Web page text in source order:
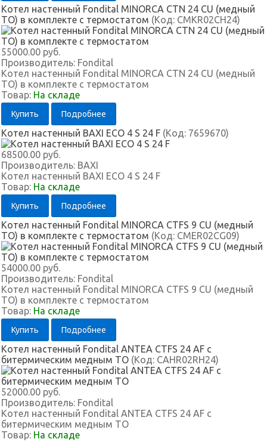
Котел настенный Fondital MINORCA CTN 24 CU (медный
ТО) в комплекте с термостатом (Код: CMKR02CH24)
55000.00 руб.
Производитель: Fondital
Котел настенный Fondital MINORCA CTN 24 CU (медный
ТО) в комплекте с термостатом
Товар: На складе
Купить Подробнее
Котел настенный BAXI ECO 4 S 24 F (Код: 7659670)
68500.00 руб.
Производитель: BAXI
Котел настенный BAXI ECO 4 S 24 F
Товар: На складе
Купить Подробнее
Котел настенный Fondital MINORCA CTFS 9 CU (медный
ТО) в комплекте с термостатом (Код: CMER02CG09)
54000.00 руб.
Производитель: Fondital
Котел настенный Fondital MINORCA CTFS 9 CU (медный
ТО) в комплекте с термостатом
Товар: На складе
Купить Подробнее
Котел настенный Fondital ANTEA CTFS 24 AF с
битермическим медным ТО (Код: CAHR02RH24)
52000.00 руб.
Производитель: Fondital
Котел настенный Fondital ANTEA CTFS 24 AF с
битермическим медным ТО
Товар: На складе